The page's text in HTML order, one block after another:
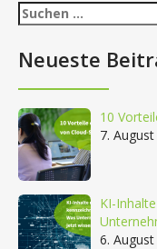
Suchen
nach:
Neueste
10
7. August
KI-
6. August